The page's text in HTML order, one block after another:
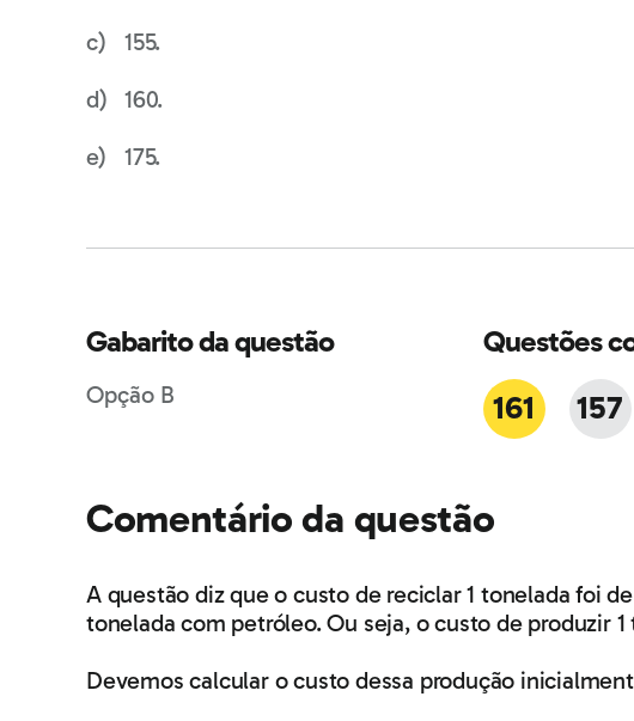
155.
160.
175.
Gabarito da questão
Opção B
Questões
161 157
Comentário da questão
A questão diz que o custo de reciclar 1 tonelada foi
tonelada com petróleo. Ou seja, o custo de produzir
Devemos calcular o custo dessa produção